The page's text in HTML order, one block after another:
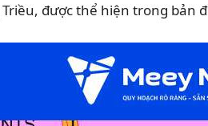
được thể hiện trong bản